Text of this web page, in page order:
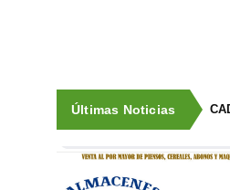
Últimas Noticias